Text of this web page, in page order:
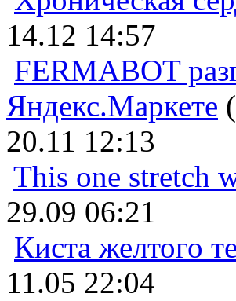
14.12 14:57
FERMABOT
Яндекс.Маркете
20.11 12:13
This one stretch
29.09 06:21
Киста желтого
11.05 22:04